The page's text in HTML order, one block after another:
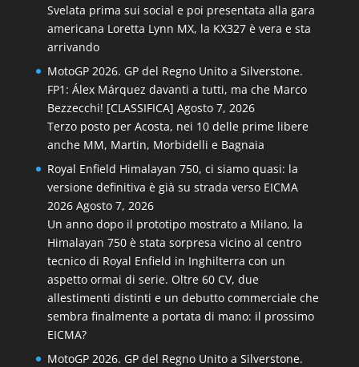
Svelata prima sui social e poi presentata alla gara
americana Loretta Lynn MX, la KX327 è vera e sta
arrivando
MotoGP 2026. GP del Regno Unito a Silverstone.
FP1: Álex Márquez davanti a tutti, ma che Marco
Bezzecchi! [CLASSIFICA] Agosto 7, 2026
Terzo posto per Acosta, nei 10 delle prime libere
anche MM, Martin, Morbidelli e Bagnaia
Royal Enfield Himalayan 750, ci siamo quasi: la
versione definitiva è già su strada verso EICMA
2026 Agosto 7, 2026
Un anno dopo il prototipo mostrato a Milano, la
Himalayan 750 è stata sorpresa vicino al centro
tecnico di Royal Enfield in Inghilterra con un
aspetto ormai di serie. Oltre 60 CV, due
allestimenti distinti e un debutto commerciale che
sembra finalmente a portata di mano: il prossimo
EICMA?
MotoGP 2026. GP del Regno Unito a Silverstone.